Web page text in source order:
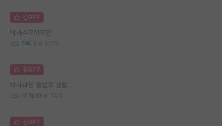
김GPT
박사수료까지만
5 2 2175
김GPT
박사과정 졸업후 생활..
15 13 7411
김GPT